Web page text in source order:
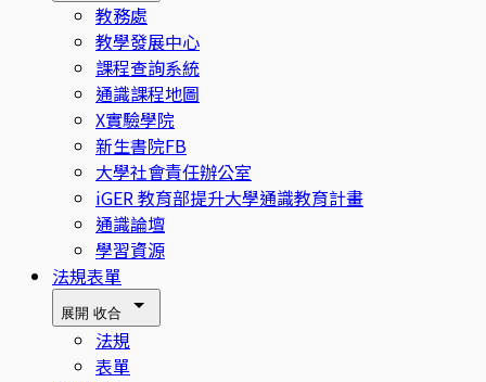
教務處
教學發展中心
課程查詢系統
通識課程地圖
X實驗學院
新生書院FB
大學社會責任辦公室
iGER 教育部提升大學通識教育計畫
通識論壇
學習資源
法規表單
展開 收合
法規
表單